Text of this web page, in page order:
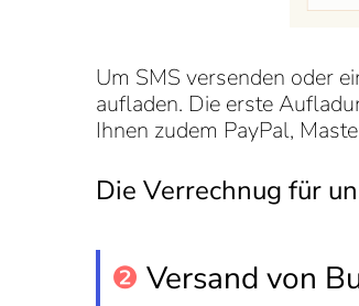
Um SMS versenden oder
aufladen. Die erste
Ihnen zudem PayPal,
Die Verrechnug für
❷ Versand von